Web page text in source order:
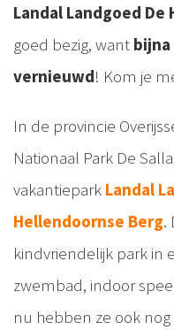
Landal Landgoed
goed bezig, want
vernieuwd! Kom je
In de provincie
Nationaal Park De
vakantiepark Landal
Hellendoornse Berg.
kindvriendelijk park in
zwembad, indoor
nu hebben ze ook